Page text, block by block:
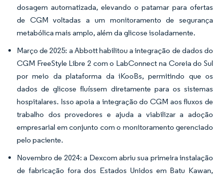
dosagem automatizada, elevando o patamar para ofertas
de CGM voltadas a um monitoramento de segurança
metabólica mais amplo, além da glicose isoladamente.
Março de 2025: a Abbott habilitou a integração de dados do
CGM FreeStyle Libre 2 com o LabConnect na Coreia do Sul
por meio da plataforma da iKooBs, permitindo que os
dados de glicose fluíssem diretamente para os sistemas
hospitalares. Isso apoia a integração do CGM aos fluxos de
trabalho dos provedores e ajuda a viabilizar a adoção
empresarial em conjunto com o monitoramento gerenciado
pelo paciente.
Novembro de 2024: a Dexcom abriu sua primeira instalação
de fabricação fora dos Estados Unidos em Batu Kawan,